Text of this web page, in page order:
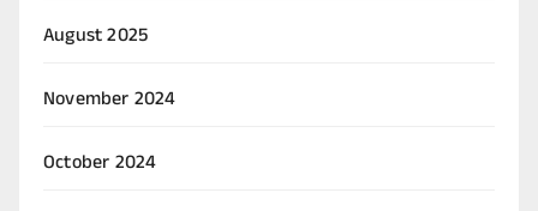
August 2025
November 2024
October 2024